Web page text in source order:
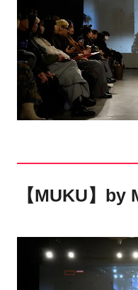
【MUKU】by